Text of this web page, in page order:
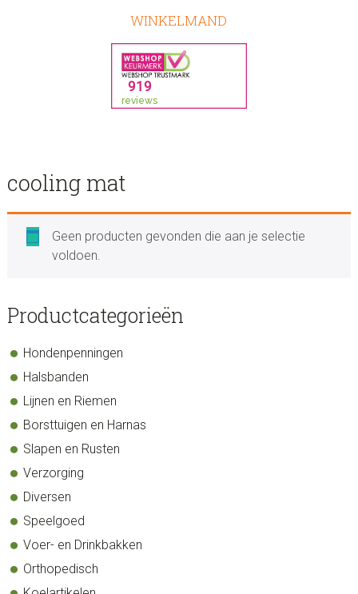
WINKELMAND
cooling mat
Geen producten gevonden die aan je selectie
voldoen.
sidebar
Store
Productcategorieën
Hondenpenningen
Halsbanden
Lijnen en Riemen
Borsttuigen en Harnas
Slapen en Rusten
Verzorging
Diversen
Speelgoed
Voer- en Drinkbakken
Orthopedisch